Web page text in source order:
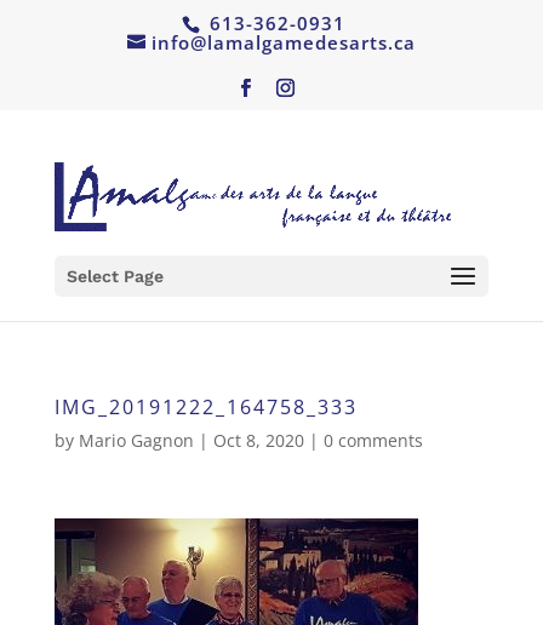
613-362-0931
info@lamalgamedesarts.ca
Select Page
IMG_20191222_164758_333
by Mario Gagnon | Oct 8, 2020| 0 comments